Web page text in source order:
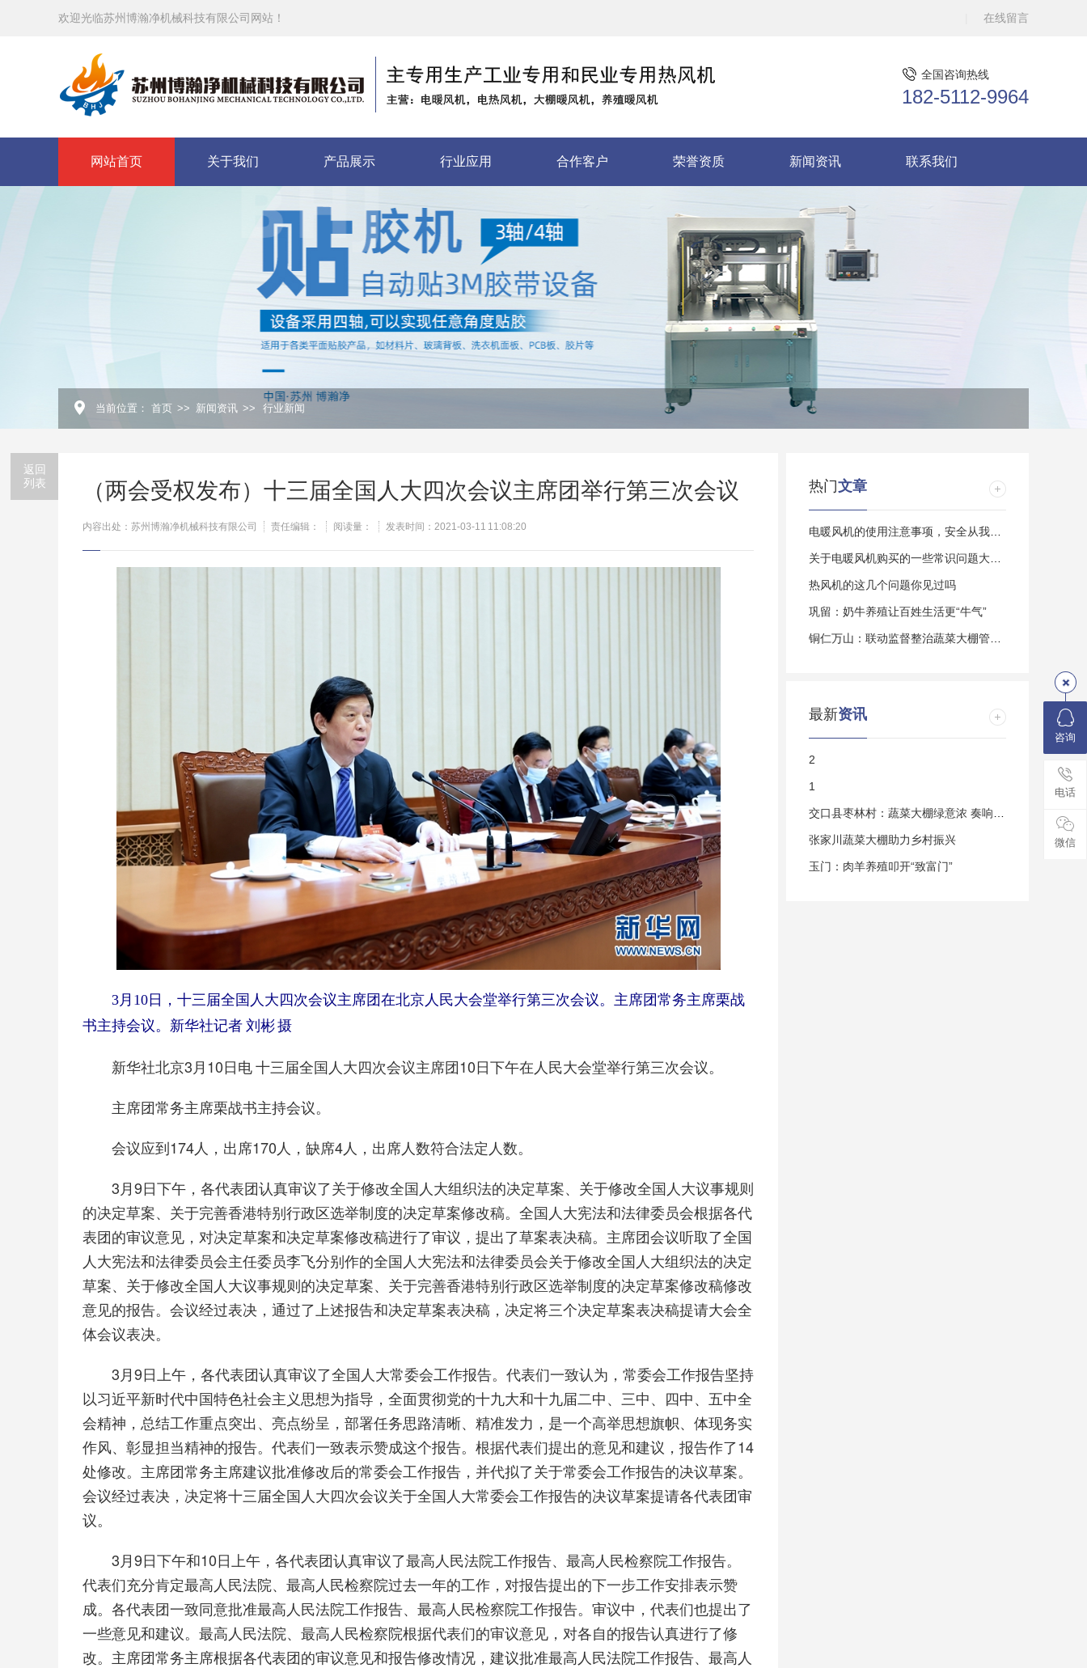
欢迎光临苏州博瀚净机械科技有限公司网站！ 在线留言
全国咨询热线
182-5112-9964
网站首页 关于我们 产品展示 行业应用 合作客户 荣誉资质 新闻资讯 联系我们
当前位置： 首页 >> 新闻资讯 >> 行业新闻
返回
列表
（两会受权发布）十三届全国人大四次会议主席团举行第三次会议
内容出处：苏州博瀚净机械科技有限公司 责任编辑： 阅读量： 发表时间：2021-03-11 11:08:20
3月10日，十三届全国人大四次会议主席团在北京人民大会堂举行第三次会议。主席团常务主席栗战
书主持会议。新华社记者 刘彬 摄
新华社北京3月10日电 十三届全国人大四次会议主席团10日下午在人民大会堂举行第三次会议。
主席团常务主席栗战书主持会议。
会议应到174人，出席170人，缺席4人，出席人数符合法定人数。
3月9日下午，各代表团认真审议了关于修改全国人大组织法的决定草案、关于修改全国人大议事规则
的决定草案、关于完善香港特别行政区选举制度的决定草案修改稿。全国人大宪法和法律委员会根据各代
表团的审议意见，对决定草案和决定草案修改稿进行了审议，提出了草案表决稿。主席团会议听取了全国
人大宪法和法律委员会主任委员李飞分别作的全国人大宪法和法律委员会关于修改全国人大组织法的决定
草案、关于修改全国人大议事规则的决定草案、关于完善香港特别行政区选举制度的决定草案修改稿修改
意见的报告。会议经过表决，通过了上述报告和决定草案表决稿，决定将三个决定草案表决稿提请大会全
体会议表决。
3月9日上午，各代表团认真审议了全国人大常委会工作报告。代表们一致认为，常委会工作报告坚持
以习近平新时代中国特色社会主义思想为指导，全面贯彻党的十九大和十九届二中、三中、四中、五中全
会精神，总结工作重点突出、亮点纷呈，部署任务思路清晰、精准发力，是一个高举思想旗帜、体现务实
作风、彰显担当精神的报告。代表们一致表示赞成这个报告。根据代表们提出的意见和建议，报告作了14
处修改。主席团常务主席建议批准修改后的常委会工作报告，并代拟了关于常委会工作报告的决议草案。
会议经过表决，决定将十三届全国人大四次会议关于全国人大常委会工作报告的决议草案提请各代表团审
议。
3月9日下午和10日上午，各代表团认真审议了最高人民法院工作报告、最高人民检察院工作报告。
代表们充分肯定最高人民法院、最高人民检察院过去一年的工作，对报告提出的下一步工作安排表示赞
成。各代表团一致同意批准最高人民法院工作报告、最高人民检察院工作报告。审议中，代表们也提出了
一些意见和建议。最高人民法院、最高人民检察院根据代表们的审议意见，对各自的报告认真进行了修
改。主席团常务主席根据各代表团的审议意见和报告修改情况，建议批准最高人民法院工作报告、最高人
热门文章
热风机的这几个问题你见过吗
巩留：奶牛养殖让百姓生活更“牛气”
最新资讯
2
1
张家川蔬菜大棚助力乡村振兴
玉门：肉羊养殖叩开“致富门”
咨询
电话
微信